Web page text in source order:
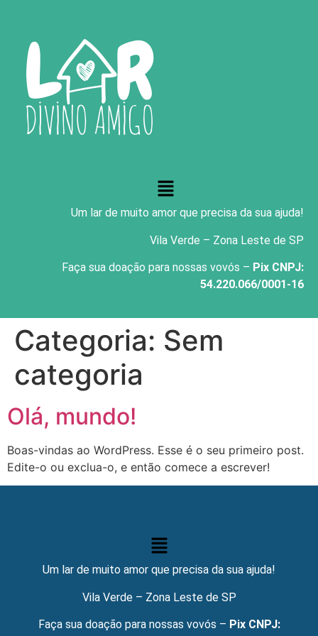
Um lar de muito amor que precisa da sua ajuda!
Vila Verde – Zona Leste de SP
Faça sua doação para nossas vovós – Pix CNPJ:
54.220.066/0001-16
Categoria: Sem
categoria
Olá, mundo!
Boas-vindas ao WordPress. Esse é o seu primeiro post.
Edite-o ou exclua-o, e então comece a escrever!
Um lar de muito amor que precisa da sua ajuda!
Vila Verde – Zona Leste de SP
Faça sua doação para nossas vovós – Pix CNPJ: